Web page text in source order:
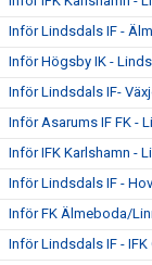
Inför Lindsdals IF -
Inför Högsby IK -
Inför Lindsdals IF-
Inför Asarums IF FK -
Inför IFK Karlshamn -
Inför Lindsdals IF -
Inför FK Älmeboda/
Inför Lindsdals IF - IFK